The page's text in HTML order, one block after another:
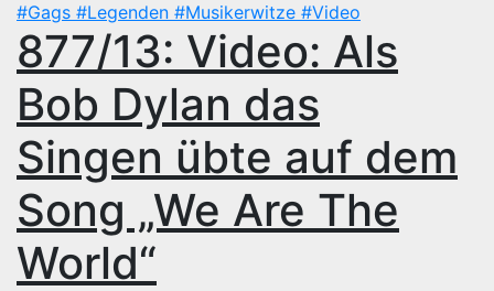
#Gags #Legenden #Musikerwitze #Video
877/13: Video: Als
Bob Dylan das
Singen übte auf dem
Song „We Are The
World“